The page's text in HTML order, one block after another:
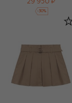
29 950 ₽
-30%